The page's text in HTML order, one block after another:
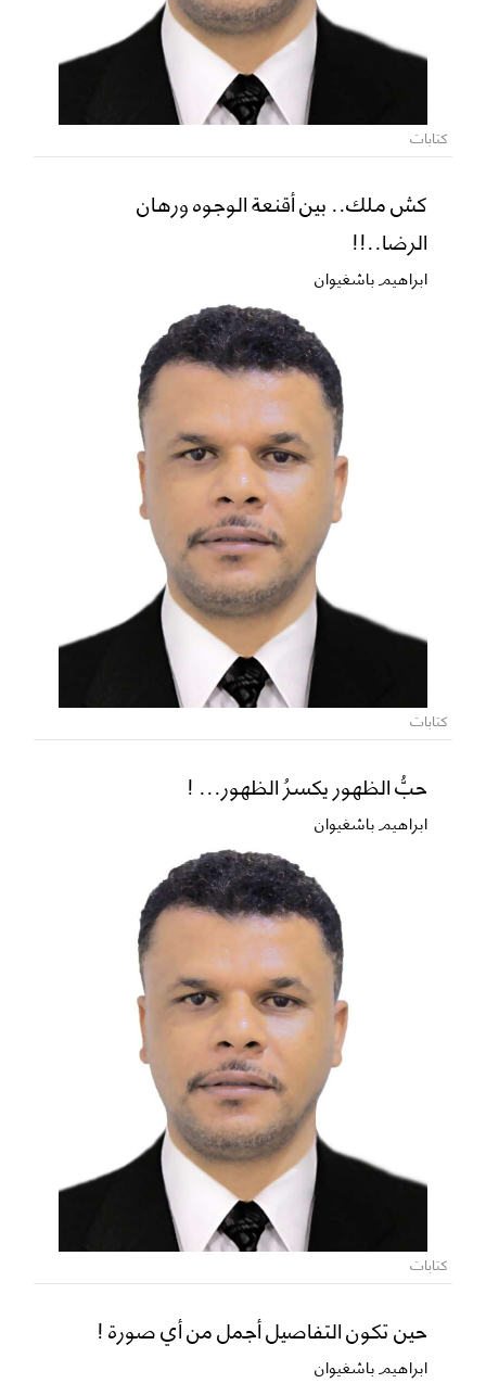
كتابات
كش ملك.. بين أقنعة الوجوه ورهان
الرضا..!!
ابراهيم باشغيوان
كتابات
حبُّ الظهور يكسرُ الظهور... !
ابراهيم باشغيوان
كتابات
حين تكون التفاصيل أجمل من أي صورة !
ابراهيم باشغيوان